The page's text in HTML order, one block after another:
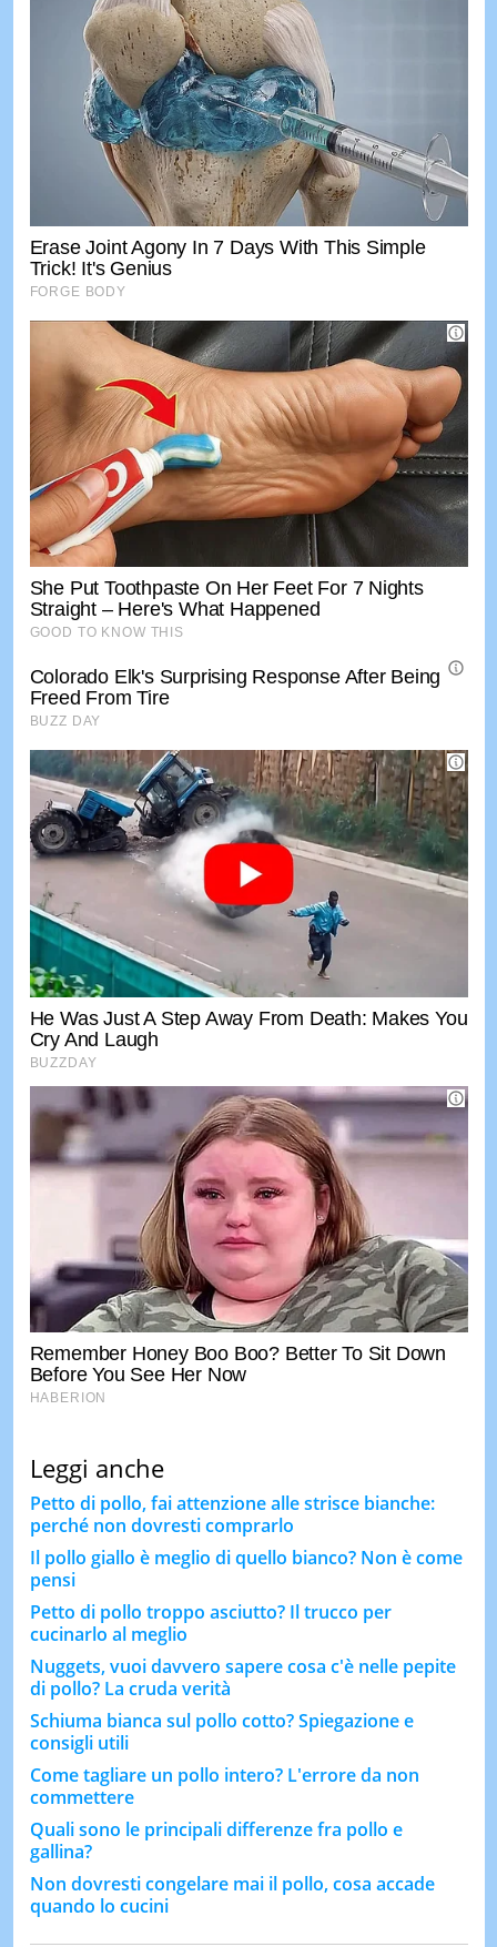
Leggi anche
Petto di pollo, fai attenzione alle strisce bianche:
perché non dovresti comprarlo
Il pollo giallo è meglio di quello bianco? Non è come
pensi
Petto di pollo troppo asciutto? Il trucco per
cucinarlo al meglio
Nuggets, vuoi davvero sapere cosa c'è nelle pepite
di pollo? La cruda verità
Schiuma bianca sul pollo cotto? Spiegazione e
consigli utili
Come tagliare un pollo intero? L'errore da non
commettere
Quali sono le principali differenze fra pollo e
gallina?
Non dovresti congelare mai il pollo, cosa accade
quando lo cucini